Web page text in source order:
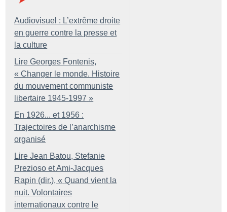
Audiovisuel : L’extrême droite
en guerre contre la presse et
la culture
Lire Georges Fontenis,
« Changer le monde. Histoire
du mouvement communiste
libertaire 1945-1997 »
En 1926... et 1956 :
Trajectoires de l’anarchisme
organisé
Lire Jean Batou, Stefanie
Prezioso et Ami-Jacques
Rapin (dir.), « Quand vient la
nuit. Volontaires
internationaux contre le